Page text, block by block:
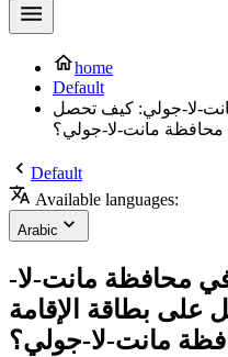
home
Default
لا-جولي: كيف تحصل
محافظة مانت-لا-جولي؟
Default
Available languages:
Arabic
في محافظة مانت-لا-
بطاقة الإقامة
مانت-لا-جولي؟